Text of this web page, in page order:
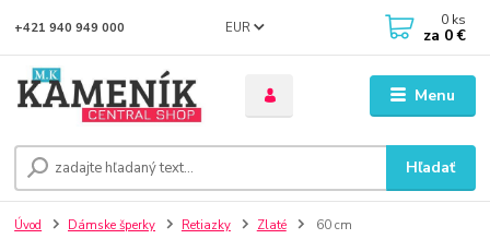
Menu
EUR
Hľadať
+421 940 949 000 0 ks
za 0 €
Úvod Dámske šperky Retiazky Zlaté 60 cm